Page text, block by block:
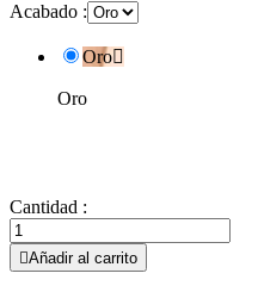
Acabado :
Oro
Oro
Cantidad :
Añadir al carrito